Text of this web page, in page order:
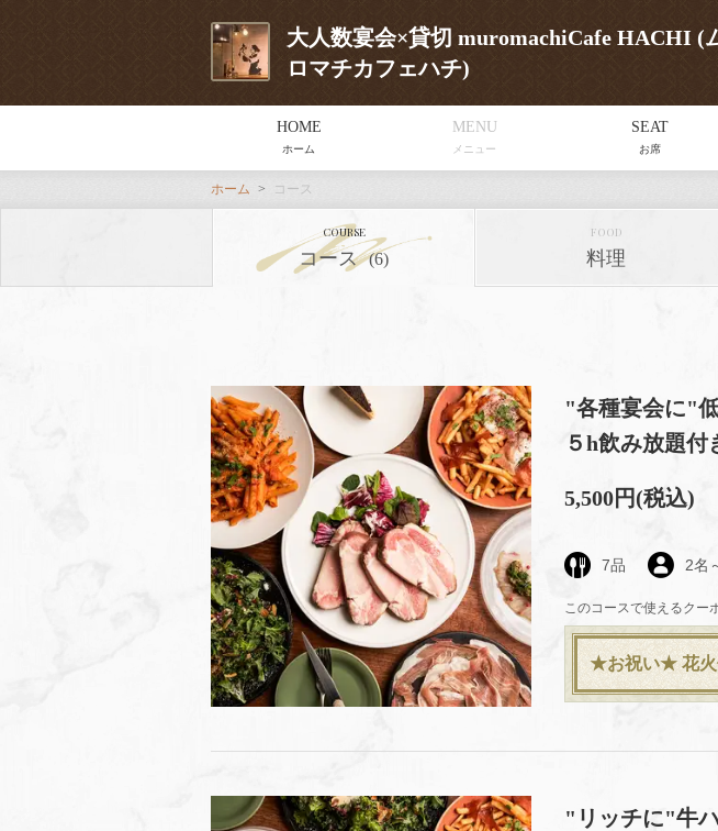
大人数宴会×貸切 muromachiCafe HACHI (
ロマチカフェハチ)
HOME
ホーム
MENU
メニュー
SEAT
お席
ホーム コース
COURSE
コース (6)
FOOD
料理
"各種宴会に"
５h飲み放題
5,500円(税込)
7品 2名
このコースで使えるクー
★お祝い★ 花火
"リッチに"牛